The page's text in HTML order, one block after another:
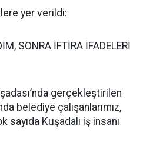
yer verildi:
SONRA İFTİRA İFADELERİ
gerçekleştirilen
belediye çalışanlarımız,
Kuşadalı iş insanı